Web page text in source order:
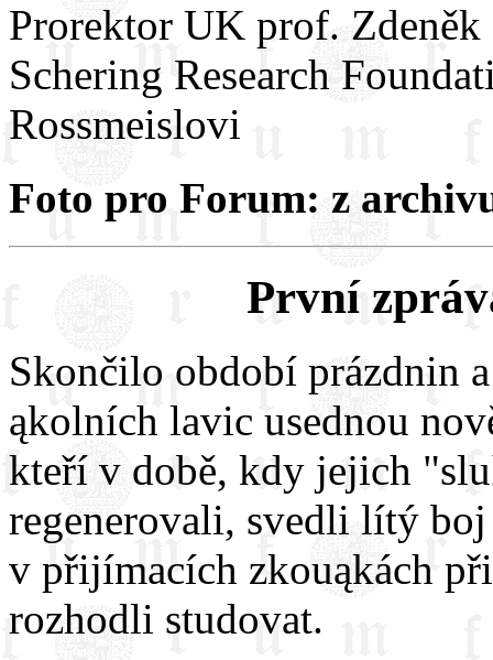
Prorektor UK prof. Zdeněk
Schering Research
Rossmeislovi
Foto pro Forum: z
První
Skončilo období prázdnin
ąkolních lavic usednou
kteří v době, kdy jejich
regenerovali, svedli lítý
v přijímacích zkouąkách
rozhodli studovat.